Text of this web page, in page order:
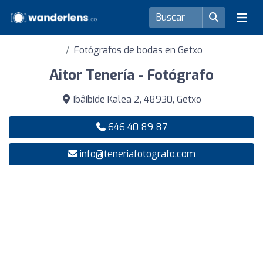
Fotógrafos de bodas en Getxo
Aitor Tenería - Fotógrafo
Ibâibide Kalea 2, 48930, Getxo
646 40 89 87
info@teneriafotografo.com